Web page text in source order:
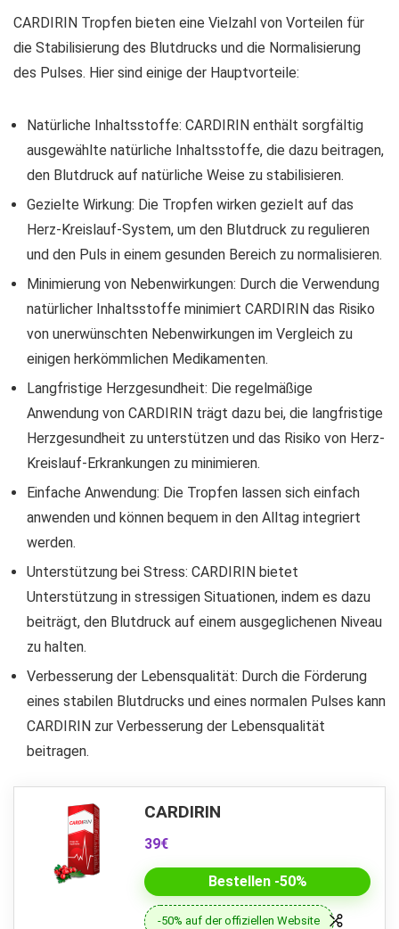
CARDIRIN Tropfen bieten eine Vielzahl von Vorteilen für
die Stabilisierung des Blutdrucks und die Normalisierung
des Pulses. Hier sind einige der Hauptvorteile:
Natürliche Inhaltsstoffe: CARDIRIN enthält sorgfältig
ausgewählte natürliche Inhaltsstoffe, die dazu beitragen,
den Blutdruck auf natürliche Weise zu stabilisieren.
Gezielte Wirkung: Die Tropfen wirken gezielt auf das
Herz-Kreislauf-System, um den Blutdruck zu regulieren
und den Puls in einem gesunden Bereich zu normalisieren.
Minimierung von Nebenwirkungen: Durch die Verwendung
natürlicher Inhaltsstoffe minimiert CARDIRIN das Risiko
von unerwünschten Nebenwirkungen im Vergleich zu
einigen herkömmlichen Medikamenten.
Langfristige Herzgesundheit: Die regelmäßige
Anwendung von CARDIRIN trägt dazu bei, die langfristige
Herzgesundheit zu unterstützen und das Risiko von Herz-
Kreislauf-Erkrankungen zu minimieren.
Einfache Anwendung: Die Tropfen lassen sich einfach
anwenden und können bequem in den Alltag integriert
werden.
Unterstützung bei Stress: CARDIRIN bietet
Unterstützung in stressigen Situationen, indem es dazu
beiträgt, den Blutdruck auf einem ausgeglichenen Niveau
zu halten.
Verbesserung der Lebensqualität: Durch die Förderung
eines stabilen Blutdrucks und eines normalen Pulses kann
CARDIRIN zur Verbesserung der Lebensqualität
beitragen.
CARDIRIN
39€
Bestellen -50%
-50% auf der offiziellen Website